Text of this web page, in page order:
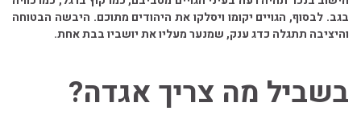
בגב. לבסוף, הגויים יקומו ויסלקו את היהודים מתוכם. היבשה הבטוחה
והיציבה תתגלה כדג ענק, שמנער מעליו את יושביו בבת אחת.
בשביל מה צריך אגדה?